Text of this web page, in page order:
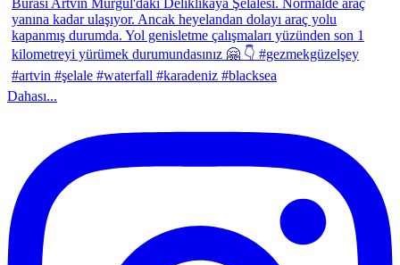
Dahası...